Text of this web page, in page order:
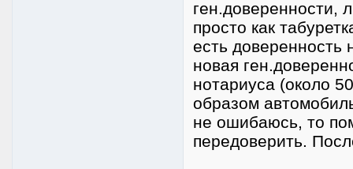
ген.доверенности,
просто как
есть доверенность
новая
нотариуса (около
образом
не ошибаюсь, то
передоверить.